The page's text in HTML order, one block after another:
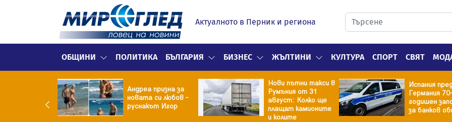
Актуалното в Перник и региона
ОБЩИНИ ПОЛИТИКА БЪЛГАРИЯ БИЗНЕС ЖЪЛТИНИ КУЛТУРА СПОРТ СВЯТ
Андреа призна за
новата си любов –
руснакът Игор
Нови пътни такси в
Румъния от 31
август: Колко ще
плащат камионите
и колите
Испания
Германия
годишен
за банков